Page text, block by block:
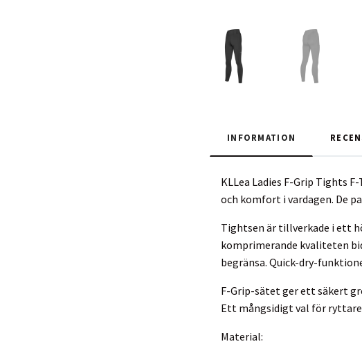
INFORMATION
KLLea Ladies F-Grip Tights
och komfort i vardagen. De
Tightsen är tillverkade i ett
komprimerande kvaliteten
begränsa. Quick-dry-
F-Grip-sätet ger ett säkert
Ett mångsidigt val för
Material: